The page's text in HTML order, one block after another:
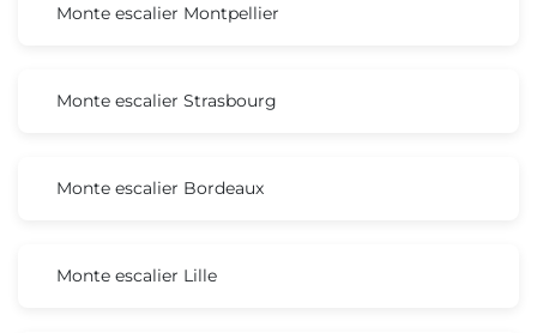
Monte escalier Montpellier
Monte escalier Strasbourg
Monte escalier Bordeaux
Monte escalier Lille